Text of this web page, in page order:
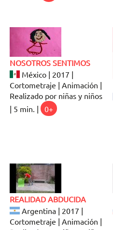
NOSOTROS SENTIMOS
México | 2017 |
Cortometraje | Animación |
Realizado por niñas y niños
| 5 min. |
0+
REALIDAD ABDUCIDA
Argentina | 2017 |
Cortometraje | Animación |